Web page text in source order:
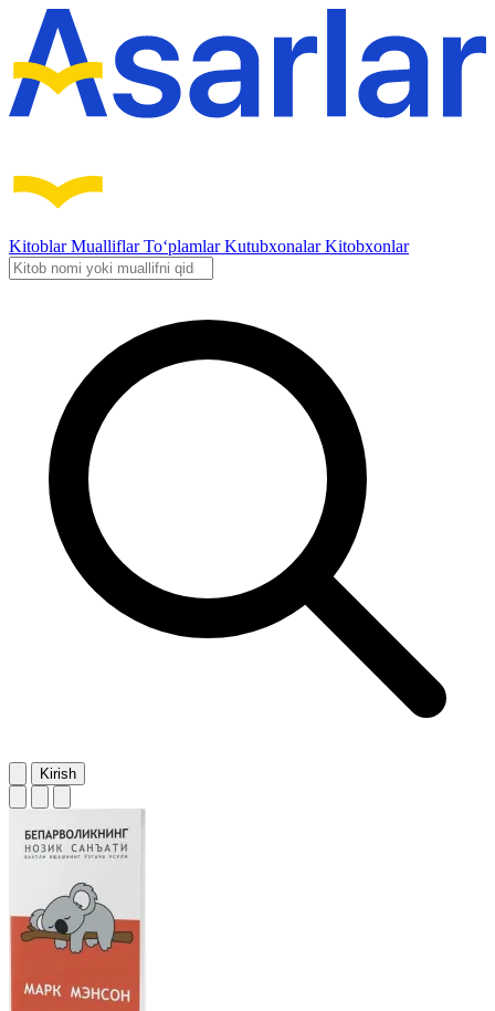
KitoblarMualliflarTo‘plamlarKutubxonalarKitobxonlar
Kirish